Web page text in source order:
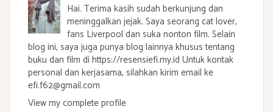
Hai. Terima kasih sudah berkunjung dan
meninggalkan jejak. Saya seorang cat lover,
fans Liverpool dan suka nonton film. Selain
blog ini, saya juga punya blog lainnya khusus tentang
buku dan film di https://resensiefi.my.id Untuk kontak
personal dan kerjasama, silahkan kirim email ke
efi.f62@gmail.com
View my complete profile